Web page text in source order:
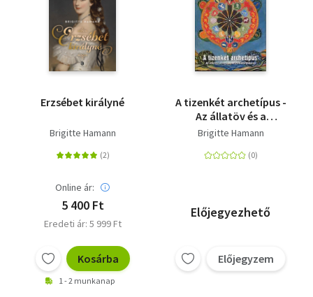
Erzsébet királyné
Brigitte Hamann
Online ár:
5 400 Ft
Eredeti ár: 5 999 Ft
Kosárba
1 - 2 munkanap
A tizenkét archetípus -
Az állatöv és a
személyiségstruktúra
Brigitte Hamann
Előjegyezhető
Előjegyzem